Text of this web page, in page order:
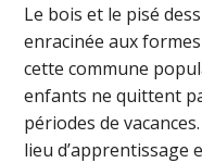
Le bois et le pisé
enracinée aux
cette commune
enfants ne quittent
périodes de
lieu d’apprentissage